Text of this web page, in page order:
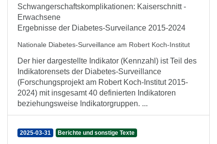
Schwangerschaftskomplikationen: Kaiserschnitt -
Erwachsene
Ergebnisse der Diabetes-Surveilance 2015-2024
Nationale Diabetes-Surveillance am Robert Koch-Institut
Der hier dargestellte Indikator (Kennzahl) ist Teil des
Indikatorensets der Diabetes-Surveillance
(Forschungsprojekt am Robert Koch-Institut 2015-
2024) mit insgesamt 40 definierten Indikatoren
beziehungsweise Indikatorgruppen. ...
2025-03-31 Berichte und sonstige Texte